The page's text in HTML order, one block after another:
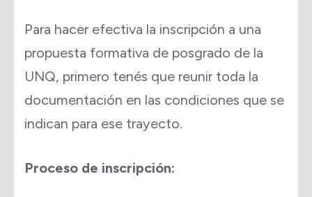
Para hacer efectiva la inscripción a una
propuesta formativa de posgrado de la
UNQ, primero tenés que reunir toda la
documentación en las condiciones que se
indican para ese trayecto.
Proceso de inscripción: